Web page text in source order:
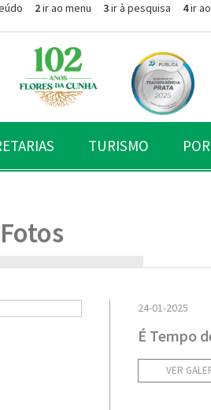
2ir ao menu 3ir à pesquisa 4ir
TURISMO
24-01-2025
É Tempo
VER